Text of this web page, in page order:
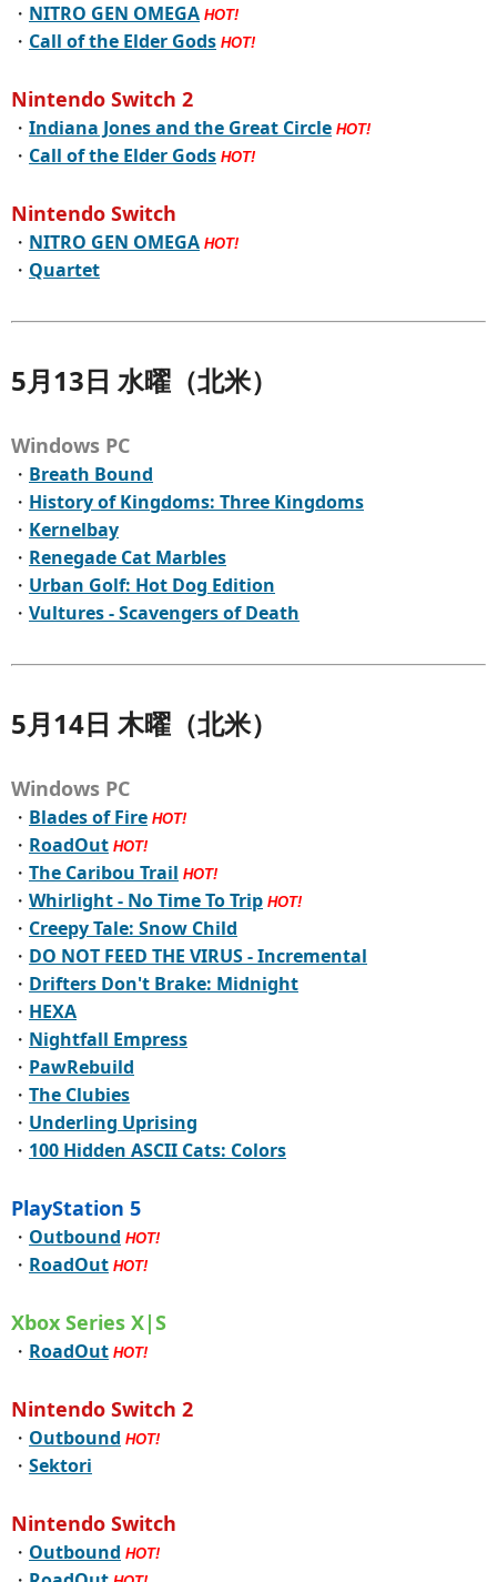
・ NITRO GEN OMEGA HOT!
・ Call of the Elder Gods HOT!
Nintendo Switch 2
・ Indiana Jones and the Great Circle HOT!
・ Call of the Elder Gods HOT!
Nintendo Switch
・ NITRO GEN OMEGA HOT!
・ Quartet
5月13日 水曜（北米）
Windows PC
・ Breath Bound
・ History of Kingdoms: Three Kingdoms
・ Kernelbay
・ Renegade Cat Marbles
・ Urban Golf: Hot Dog Edition
・ Vultures - Scavengers of Death
5月14日 木曜（北米）
Windows PC
・ Blades of Fire HOT!
・ RoadOut HOT!
・ The Caribou Trail HOT!
・ Whirlight - No Time To Trip HOT!
・ Creepy Tale: Snow Child
・ DO NOT FEED THE VIRUS - Incremental
・ Drifters Don't Brake: Midnight
・ HEXA
・ Nightfall Empress
・ PawRebuild
・ The Clubies
・ Underling Uprising
・ 100 Hidden ASCII Cats: Colors
PlayStation 5
・ Outbound HOT!
・ RoadOut HOT!
Xbox Series X|S
・ RoadOut HOT!
Nintendo Switch 2
・ Outbound HOT!
・ Sektori
Nintendo Switch
・ Outbound HOT!